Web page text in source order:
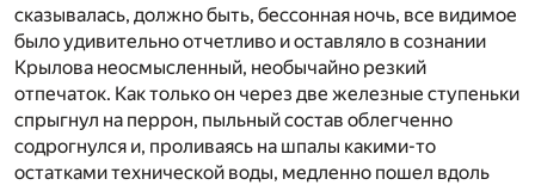
сказывалась, должно быть, бессонная ночь, все видимое
было удивительно отчетливо и оставляло в сознании
Крылова неосмысленный, необычайно резкий
отпечаток. Как только он через две железные ступеньки
спрыгнул на перрон, пыльный состав облегченно
содрогнулся и, проливаясь на шпалы какими-то
остатками технической воды, медленно пошел вдоль